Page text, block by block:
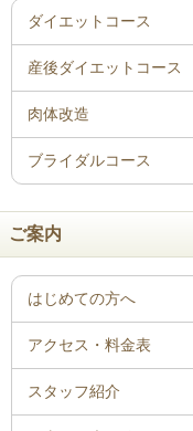
ご案内
はじめての方へ
アクセス・料金表
スタッフ紹介